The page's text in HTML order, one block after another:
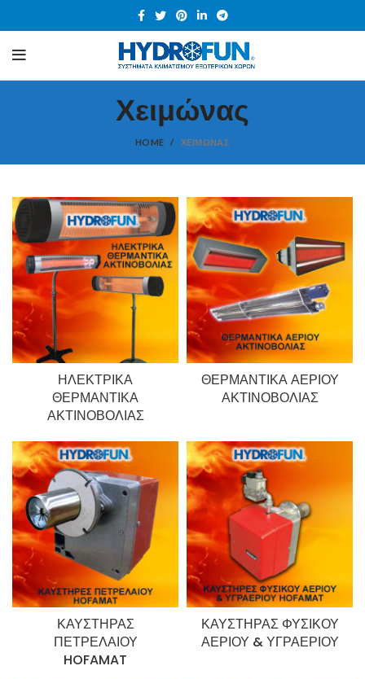
Χειμώνας
HOME ΧΕΙΜΏΝΑΣ
ΗΛΕΚΤΡΙΚΆ
ΘΕΡΜΑΝΤΙΚΆ
ΑΚΤΙΝΟΒΟΛΊΑΣ
ΘΕΡΜΑΝΤΙΚΆ ΑΕΡΊΟΥ
ΑΚΤΙΝΟΒΟΛΊΑΣ
ΚΑΥΣΤΉΡΑΣ
ΠΕΤΡΕΛΑΊΟΥ
HOFAMAT
ΚΑΥΣΤΉΡΑΣ ΦΥΣΙΚΟΎ
ΑΕΡΊΟΥ & ΥΓΡΑΕΡΊΟΥ